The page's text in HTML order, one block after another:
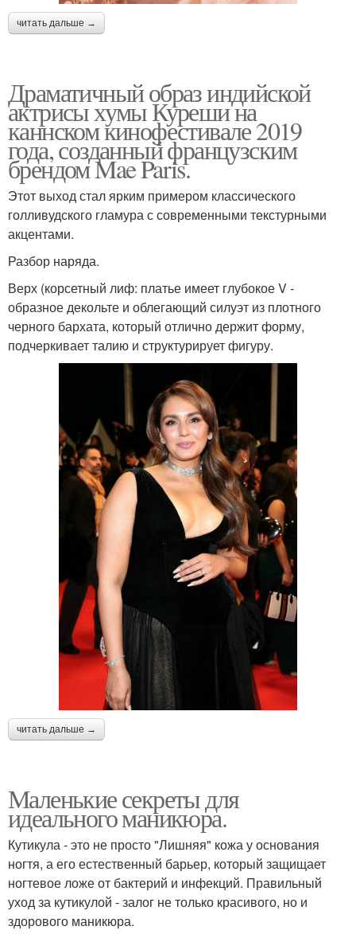
читать дальше →
Драматичный образ индийской
актрисы хумы Куреши на
каннском кинофестивале 2019
года, созданный французским
брендом Mae Paris.
Этот выход стал ярким примером классического
голливудского гламура с современными текстурными
акцентами.
Разбор наряда.
Верх (корсетный лиф: платье имеет глубокое V -
образное декольте и облегающий силуэт из плотного
черного бархата, который отлично держит форму,
подчеркивает талию и структурирует фигуру.
читать дальше →
Маленькие секреты для
идеального маникюра.
Кутикула - это не просто "Лишняя" кожа у основания
ногтя, а его естественный барьер, который защищает
ногтевое ложе от бактерий и инфекций. Правильный
уход за кутикулой - залог не только красивого, но и
здорового маникюра.